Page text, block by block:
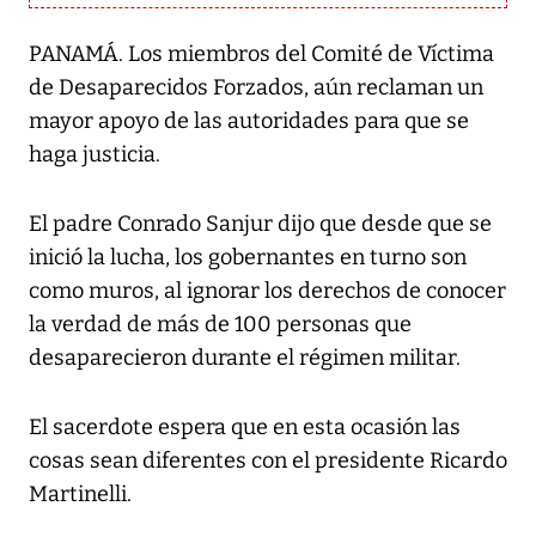
PANAMÁ. Los miembros del Comité de Víctima
de Desaparecidos Forzados, aún reclaman un
mayor apoyo de las autoridades para que se
haga justicia.
El padre Conrado Sanjur dijo que desde que se
inició la lucha, los gobernantes en turno son
como muros, al ignorar los derechos de conocer
la verdad de más de 100 personas que
desaparecieron durante el régimen militar.
El sacerdote espera que en esta ocasión las
cosas sean diferentes con el presidente Ricardo
Martinelli.